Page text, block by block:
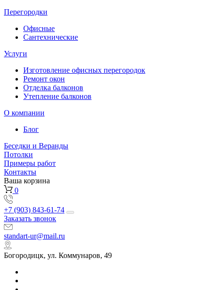
Перегородки
Офисные
Сантехнические
Услуги
Изготовление офисных перегородок
Ремонт окон
Отделка балконов
Утепление балконов
О компании
Блог
Беседки и Веранды
Потолки
Примеры работ
Контакты
Ваша корзина
0
+7 (903) 843-61-74
Заказать звонок
standart-ur@mail.ru
Богородицк, ул. Коммунаров, 49